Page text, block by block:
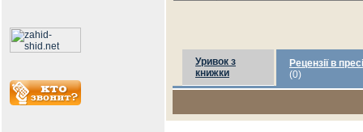
Уривок з
книжки
Рецензії в пресі
(0)